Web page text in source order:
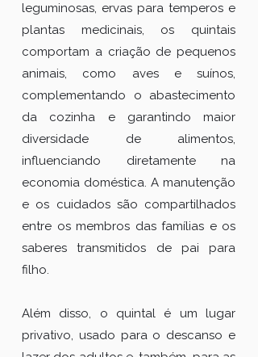
leguminosas, ervas para temperos e
plantas medicinais, os quintais
comportam a criação de pequenos
animais, como aves e suínos,
complementando o abastecimento
da cozinha e garantindo maior
diversidade de alimentos,
influenciando diretamente na
economia doméstica. A manutenção
e os cuidados são compartilhados
entre os membros das famílias e os
saberes transmitidos de pai para
filho.
Além disso, o quintal é um lugar
privativo, usado para o descanso e